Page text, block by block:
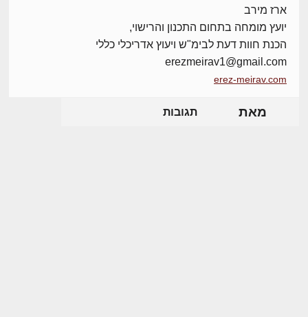
ארז מירב
יועץ מומחה בתחום התכנון והרישוי,
הכנת חוות דעת לבימ"ש ויעוץ אדריכלי כללי
erezmeirav1@gmail.com
erez-meirav.com
מאת תגובות